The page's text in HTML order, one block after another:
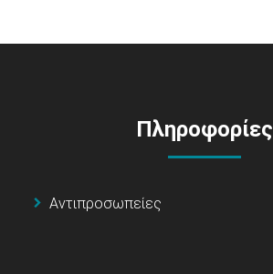
Πληροφορίες
Αντιπροσωπείες